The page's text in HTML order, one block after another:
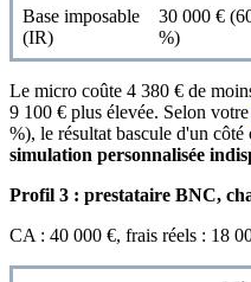
Base imposable
(IR)
30 000 €
%)
Le micro coûte 4 380 € de
9 100 € plus élevée. Selon votre
%), le résultat bascule d'un côté
simulation personnalisée
Profil 3 : prestataire BNC,
CA : 40 000 €, frais réels : 18